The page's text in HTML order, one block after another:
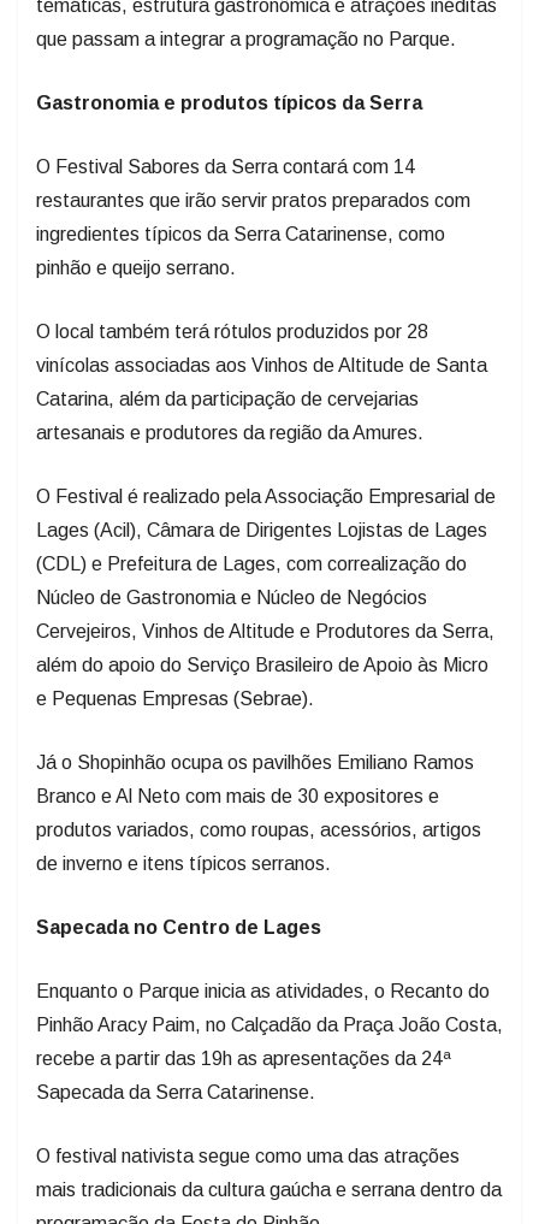
temáticas, estrutura gastronômica e atrações inéditas
que passam a integrar a programação no Parque.
Gastronomia e produtos típicos da Serra
O Festival Sabores da Serra contará com 14
restaurantes que irão servir pratos preparados com
ingredientes típicos da Serra Catarinense, como
pinhão e queijo serrano.
O local também terá rótulos produzidos por 28
vinícolas associadas aos Vinhos de Altitude de Santa
Catarina, além da participação de cervejarias
artesanais e produtores da região da Amures.
O Festival é realizado pela Associação Empresarial de
Lages (Acil), Câmara de Dirigentes Lojistas de Lages
(CDL) e Prefeitura de Lages, com correalização do
Núcleo de Gastronomia e Núcleo de Negócios
Cervejeiros, Vinhos de Altitude e Produtores da Serra,
além do apoio do Serviço Brasileiro de Apoio às Micro
e Pequenas Empresas (Sebrae).
Já o Shopinhão ocupa os pavilhões Emiliano Ramos
Branco e Al Neto com mais de 30 expositores e
produtos variados, como roupas, acessórios, artigos
de inverno e itens típicos serranos.
Sapecada no Centro de Lages
Enquanto o Parque inicia as atividades, o Recanto do
Pinhão Aracy Paim, no Calçadão da Praça João Costa,
recebe a partir das 19h as apresentações da 24ª
Sapecada da Serra Catarinense.
O festival nativista segue como uma das atrações
mais tradicionais da cultura gaúcha e serrana dentro da